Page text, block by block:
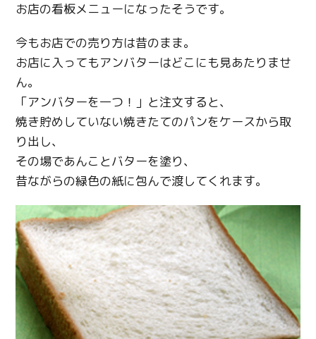
お店の看板メニューになったそうです。
今もお店での売り方は昔のまま。
お店に入ってもアンバターはどこにも見あたりませ
ん。
「アンバターを一つ！」と注文すると、
焼き貯めしていない焼きたてのパンをケースから取
り出し、
その場であんことバターを塗り、
昔ながらの緑色の紙に包んで渡してくれます。